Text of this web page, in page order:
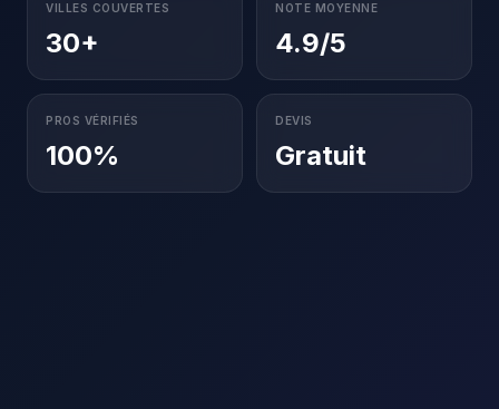
VILLES COUVERTES
30+
NOTE MOYENNE
4.9/5
PROS VÉRIFIÉS
100%
DEVIS
Gratuit